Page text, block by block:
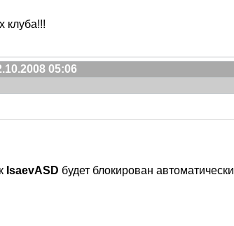
клуба!!!
05:06
IsaevASD будет блокирован автоматически